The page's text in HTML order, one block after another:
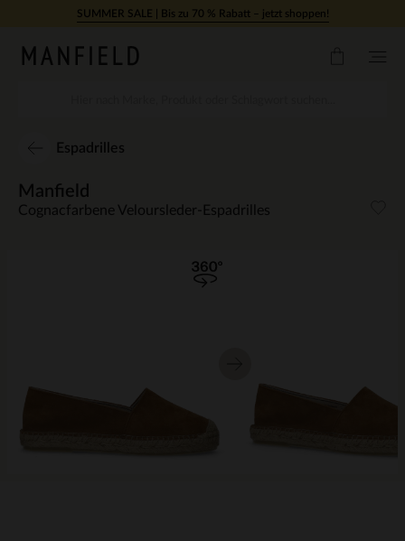
Zum Inhalt springenSUMMER SALE | Bis zu 70 % Rabatt – jetzt shoppen!
Espadrilles
Manfield
Cognacfarbene Veloursleder-Espadrilles